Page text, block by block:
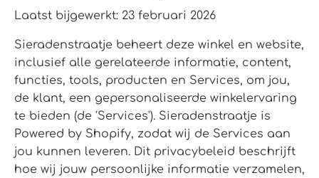
Laatst bijgewerkt: 23 februari 2026
Sieradenstraatje beheert deze winkel en website,
inclusief alle gerelateerde informatie, content,
functies, tools, producten en Services, om jou,
de klant, een gepersonaliseerde winkelervaring
te bieden (de 'Services'). Sieradenstraatje is
Powered by Shopify, zodat wij de Services aan
jou kunnen leveren. Dit privacybeleid beschrijft
hoe wij jouw persoonlijke informatie verzamelen,